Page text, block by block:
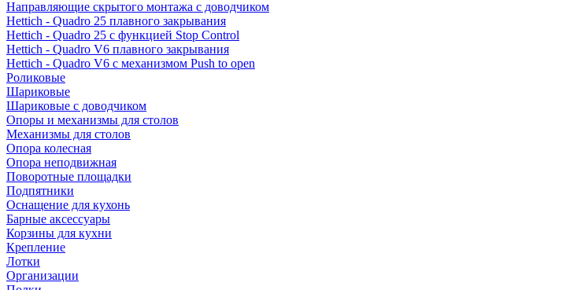
Направляющие скрытого монтажа с доводчиком
Hettich - Quadro 25 плавного закрывания
Hettich - Quadro 25 с функцией Stop Control
Hettich - Quadro V6 плавного закрывания
Hettich - Quadro V6 с механизмом Push to open
Роликовые
Шариковые
Шариковые с доводчиком
Опоры и механизмы для столов
Механизмы для столов
Опора колесная
Опора неподвижная
Поворотные площадки
Подпятники
Оснащение для кухонь
Барные аксессуары
Корзины для кухни
Крепление
Лотки
Организации